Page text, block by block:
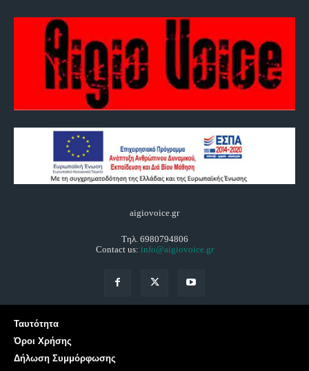
aigiovoice.gr
Τηλ. 6980794806
Contact us: info@aigiovoice.gr
Ταυτότητα
Όροι Χρήσης
Δήλωση Συμμόρφωσης